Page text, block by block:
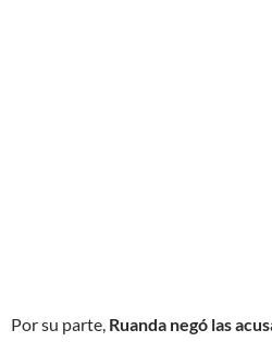
Por su parte, Ruanda negó las